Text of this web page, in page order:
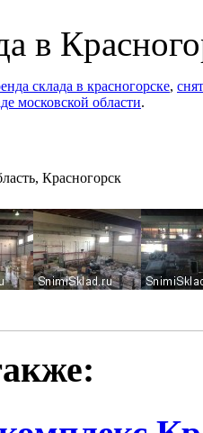
в
склада в красногорске,
московской области.
Красногорск